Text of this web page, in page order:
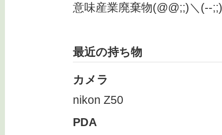
意味産業廃棄物(@@;;)＼(--
最近の持ち物
カメラ
nikon Z50
PDA